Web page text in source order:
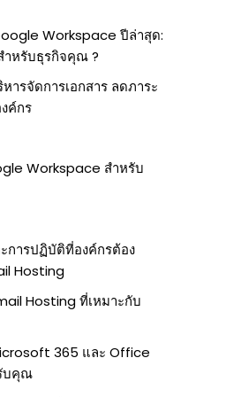
Workspace ปีล่าสุด:
หรับธุรกิจคุณ ?
ารจัดการเอกสาร ลดภาระ
ค์กร
Workspace สำหรับ
การปฏิบัติที่องค์กรต้อง
Hosting
Hosting ที่เหมาะกับ
365 และ Office
บคุณ